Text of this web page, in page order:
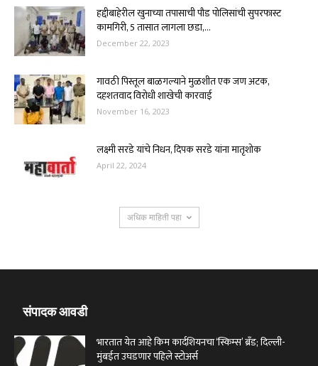
हद्दीबाहेरील खुनाच्या तपासाची पौड पोलिसांची सुपरफास्ट
कामगिरी, 5 तासात लागला छडा,...
December 22, 2023
गावठी पिस्तूल बाळगल्याने मुळशीत एक जण अटक,
दहशतवाद विरोधी शाखेची कारवाई
November 16, 2023
लक्ष्मी सरडे यांचे निधन, दिपक सरडे यांना मातृशोक
April 22, 2024
अधिक माहिती पहा
संपादक आवडी
भारतात येत आहे किम कार्दशियनचा ‘स्किम्स’ ब्रँड; दिल्ली-
मुंबईत उघडणार पहिले स्टोअर्स